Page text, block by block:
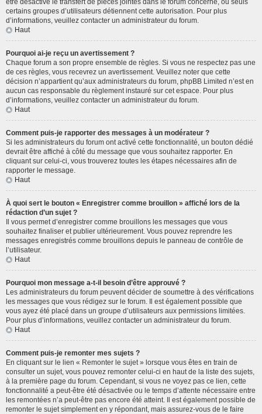
être désactivé le transfert de pièces jointes dans le forum concerné, ou seuls
certains groupes d’utilisateurs détiennent cette autorisation. Pour plus
d’informations, veuillez contacter un administrateur du forum.
Haut
Pourquoi ai-je reçu un avertissement ?
Chaque forum a son propre ensemble de règles. Si vous ne respectez pas une
de ces règles, vous recevrez un avertissement. Veuillez noter que cette
décision n’appartient qu’aux administrateurs du forum, phpBB Limited n’est en
aucun cas responsable du règlement instauré sur cet espace. Pour plus
d’informations, veuillez contacter un administrateur du forum.
Haut
Comment puis-je rapporter des messages à un modérateur ?
Si les administrateurs du forum ont activé cette fonctionnalité, un bouton dédié
devrait être affiché à côté du message que vous souhaitez rapporter. En
cliquant sur celui-ci, vous trouverez toutes les étapes nécessaires afin de
rapporter le message.
Haut
À quoi sert le bouton « Enregistrer comme brouillon » affiché lors de la
rédaction d’un sujet ?
Il vous permet d’enregistrer comme brouillons les messages que vous
souhaitez finaliser et publier ultérieurement. Vous pouvez reprendre les
messages enregistrés comme brouillons depuis le panneau de contrôle de
l’utilisateur.
Haut
Pourquoi mon message a-t-il besoin d’être approuvé ?
Les administrateurs du forum peuvent décider de soumettre à des vérifications
les messages que vous rédigez sur le forum. Il est également possible que
vous ayez été placé dans un groupe d’utilisateurs aux permissions limitées.
Pour plus d’informations, veuillez contacter un administrateur du forum.
Haut
Comment puis-je remonter mes sujets ?
En cliquant sur le lien « Remonter le sujet » lorsque vous êtes en train de
consulter un sujet, vous pouvez remonter celui-ci en haut de la liste des sujets,
à la première page du forum. Cependant, si vous ne voyez pas ce lien, cette
fonctionnalité a peut-être été désactivée ou le temps d’attente nécessaire entre
les remontées n’a peut-être pas encore été atteint. Il est également possible de
remonter le sujet simplement en y répondant, mais assurez-vous de le faire